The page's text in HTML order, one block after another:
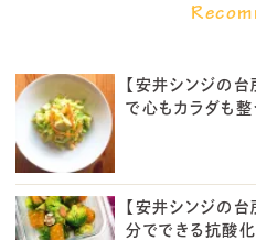
【安井シンジの
で心もカラダも整
【安井シンジの台
分でできる抗酸